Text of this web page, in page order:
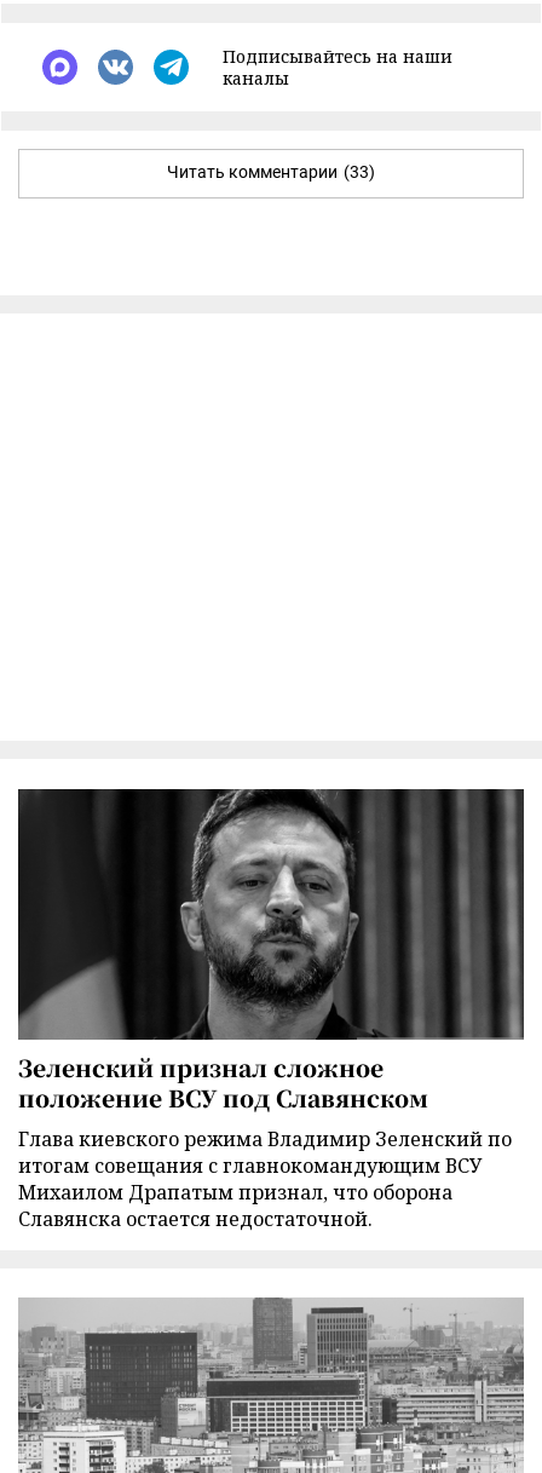
Подписывайтесь на наши
каналы
Читать комментарии (33)
Зеленский признал сложное
положение ВСУ под Славянском
Глава киевского режима Владимир Зеленский по
итогам совещания с главнокомандующим ВСУ
Михаилом Драпатым признал, что оборона
Славянска остается недостаточной.